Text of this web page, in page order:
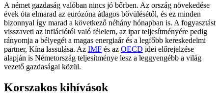
A német gazdaság valóban nincs jó bőrben. Az ország növekedése
évek óta elmarad az eurózóna átlagos bővülésétől, és ez minden
bizonnyal így marad a következő néhány hónapban is. A fogyasztást
visszaveti az inflációtól való félelem, az ipar teljesítményére pedig
rányomja a bélyegét a magas energiaár és a legfőbb kereskedelmi
partner, Kína lassulása. Az IMF és az OECD idei előrejelzése
alapján is Németország teljesítménye lesz a leggyengébb a világ
vezető gazdaságai közül.
Korszakos kihívások